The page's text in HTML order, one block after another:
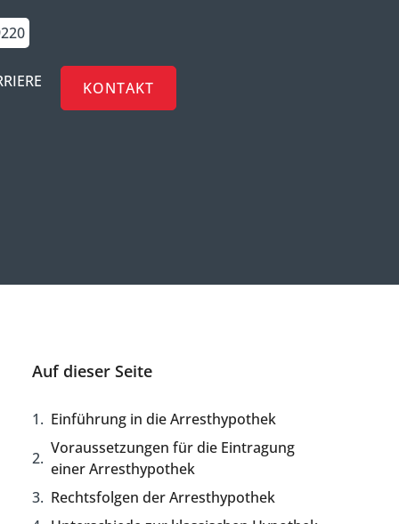
KONTAKT
Auf dieser Seite
Einführung in die Arresthypothek
Voraussetzungen für die Eintragung
einer Arresthypothek
Rechtsfolgen der Arresthypothek